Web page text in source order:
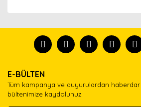
tanısın.
formunu kullanarak tarafımıza
Görüş ve önerileriniz için teşekkür
Ürün açıklamasında eksik bilgiler
Ürün bilgilerinde hatalar bulunuyor.
Ürün fiyatı diğer sitelerden daha
E-BÜLTEN
Tüm kampanya ve duyurulardan
bültenimize kaydolunuz.